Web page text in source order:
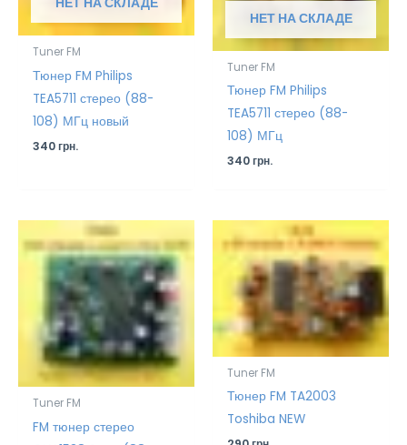
Tuner FM
Тюнер FM Philips
TEA5711 стерео (88-
108) МГц новый
340грн.
НЕТ НА СКЛАДЕ
Tuner FM
Тюнер FM Philips
TEA5711 стерео (88-
108) МГц
340грн.
Tuner FM
FM тюнер стерео
Tuner FM
Тюнер FM TA2003
Toshiba NEW